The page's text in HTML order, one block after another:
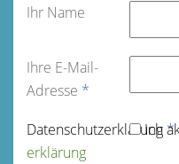
Ihr Name
Ihre E-Mail-
Adresse *
Datenschutz­erklärung*
Ich
erklärung